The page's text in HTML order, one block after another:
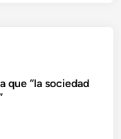
que “la sociedad